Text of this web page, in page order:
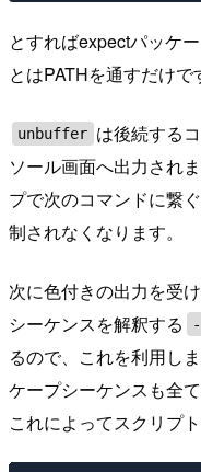
とすればexpectパッケ
とはPATHを通すだけで
unbuffer は後続する
ソール画面へ出力され
プで次のコマンドに繋
制されなくなります。
次に色付きの出力を受
シーケンスを解釈する
るので、これを利用し
ケープシーケンスも全
これによってスクリプ